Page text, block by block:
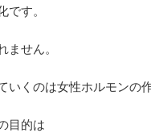
す。
せん。
くのは女性ホルモンの
目的は